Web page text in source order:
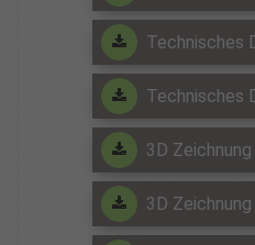
Technisches
Technisches
3D
3D